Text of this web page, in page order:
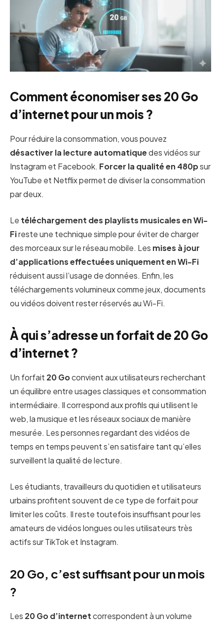
Comment économiser ses 20 Go
d’internet pour un mois ?
Pour réduire la consommation, vous pouvez
désactiver la lecture automatiquedes vidéos sur
Instagram et Facebook. Forcer la qualité en 480psur
YouTube et Netflix permet de diviser la consommation
par deux.
Le téléchargement des playlists musicales en Wi-
Fireste une technique simple pour éviter de charger
des morceaux sur le réseau mobile. Les mises à jour
d’applications effectuées uniquement en Wi-Fi
réduisent aussi l’usage de données. Enfin, les
téléchargements volumineux comme jeux, documents
ou vidéos doivent rester réservés au Wi-Fi.
À qui s’adresse un forfait de 20 Go
d’internet ?
Un forfait 20 Goconvient aux utilisateurs recherchant
un équilibre entre usages classiques et consommation
intermédiaire. Il correspond aux profils qui utilisent le
web, la musique et les réseaux sociaux de manière
mesurée. Les personnes regardant des vidéos de
temps en temps peuvent s’en satisfaire tant qu’elles
surveillent la qualité de lecture.
Les étudiants, travailleurs du quotidien et utilisateurs
urbains profitent souvent de ce type de forfait pour
limiter les coûts. Il reste toutefois insuffisant pour les
amateurs de vidéos longues ou les utilisateurs très
actifs sur TikTok et Instagram.
20 Go, c’est suffisant pour un mois
?
Les 20 Go d’internetcorrespondent à un volume